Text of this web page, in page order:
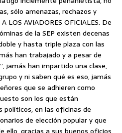
sólo amenazas, rechazos y
LOS AVIADORES OFICIALES. De
de la SEP existen decenas
y hasta triple plaza con las
han trabajado y a pesar de
jamás han impartido una clase,
y ni saben qué es eso, jamás
que se adhieren como
son los que están
políticos, en las oficinas de
de elección popular y que